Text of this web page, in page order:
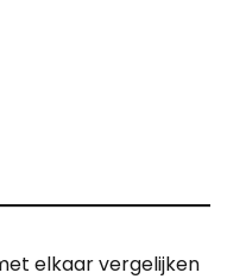
elkaar vergelijken